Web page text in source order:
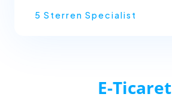
5 Sterren Specialist
E-Ticaret